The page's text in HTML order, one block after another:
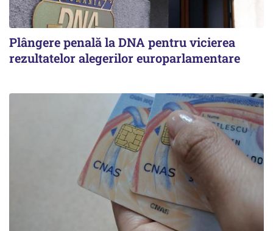
Plângere penală la DNA pentru vicierea
rezultatelor alegerilor europarlamentare